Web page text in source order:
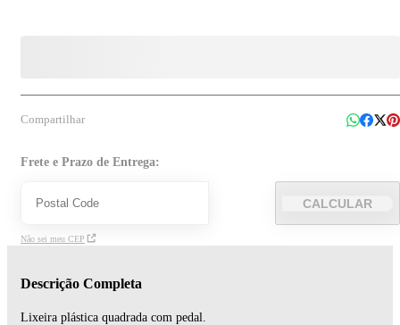
Compartilhar
Frete e Prazo de Entrega:
CALCULAR
Não sei meu CEP
Descrição Completa
Lixeira plástica quadrada com pedal.